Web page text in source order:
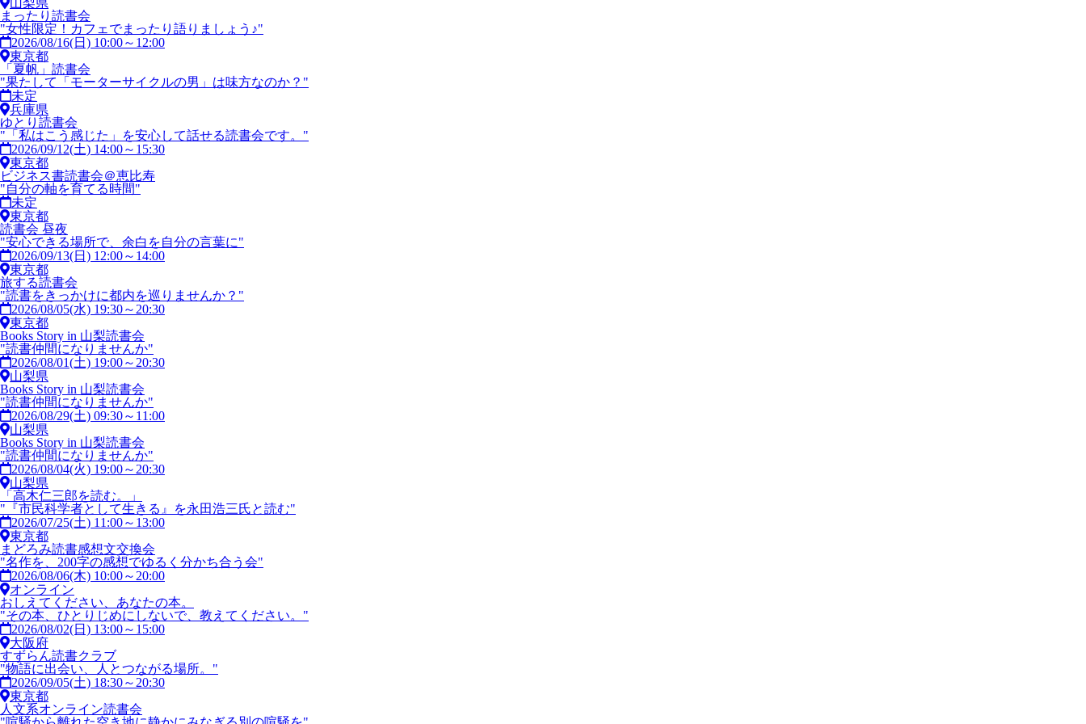
山梨県
まったり読書会
"女性限定！カフェでまったり語りましょう♪"
2026/08/16(日) 10:00～12:00
東京都
「夏帆」読書会
"果たして「モーターサイクルの男」は味方なのか？"
未定
兵庫県
ゆとり読書会
"「私はこう感じた」を安心して話せる読書会です。"
2026/09/12(土) 14:00～15:30
東京都
ビジネス書読書会＠恵比寿
"自分の軸を育てる時間"
未定
東京都
読書会 昼夜
"安心できる場所で、余白を自分の言葉に"
2026/09/13(日) 12:00～14:00
東京都
旅する読書会
"読書をきっかけに都内を巡りませんか？"
2026/08/05(水) 19:30～20:30
東京都
Books Story in 山梨読書会
"読書仲間になりませんか"
2026/08/01(土) 19:00～20:30
山梨県
Books Story in 山梨読書会
"読書仲間になりませんか"
2026/08/29(土) 09:30～11:00
山梨県
Books Story in 山梨読書会
"読書仲間になりませんか"
2026/08/04(火) 19:00～20:30
山梨県
「高木仁三郎を読む。」
"『市民科学者として生きる』を永田浩三氏と読む"
2026/07/25(土) 11:00～13:00
東京都
まどろみ読書感想文交換会
"名作を、200字の感想でゆるく分かち合う会"
2026/08/06(木) 10:00～20:00
オンライン
おしえてください、あなたの本。
"その本、ひとりじめにしないで、教えてください。"
2026/08/02(日) 13:00～15:00
大阪府
すずらん読書クラブ
"物語に出会い、人とつながる場所。"
2026/09/05(土) 18:30～20:30
東京都
人文系オンライン読書会